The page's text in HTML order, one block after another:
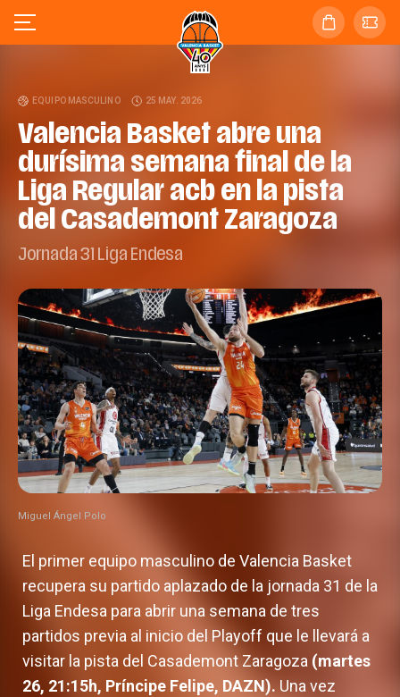
EQUIPO MASCULINO 25 MAY. 2026
Valencia Basket abre una
durísima semana final de la
Liga Regular acb en la pista
del Casademont Zaragoza
Jornada 31 Liga Endesa
Miguel Ángel Polo
El primer equipo masculino de Valencia Basket
recupera su partido aplazado de la jornada 31 de la
Liga Endesa para abrir una semana de tres
partidos previa al inicio del Playoff que le llevará a
visitar la pista del Casademont Zaragoza (martes
26, 21:15h, Príncipe Felipe, DAZN). Una vez